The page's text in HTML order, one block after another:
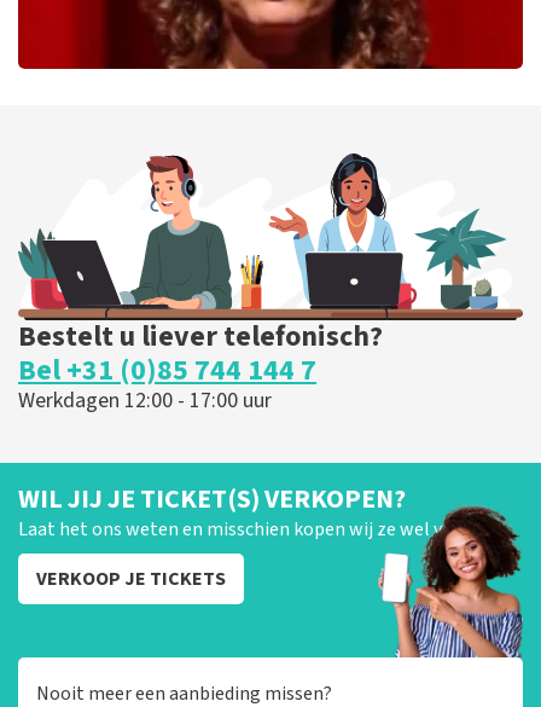
BESTEL NU
Bestelt u liever telefonisch?
Bel +31 (0)85 744 144 7
Werkdagen 12:00 - 17:00 uur
WIL JIJ JE TICKET(S) VERKOPEN?
Laat het ons weten en misschien kopen wij ze wel van je!
VERKOOP JE TICKETS
Nooit meer een aanbieding missen?